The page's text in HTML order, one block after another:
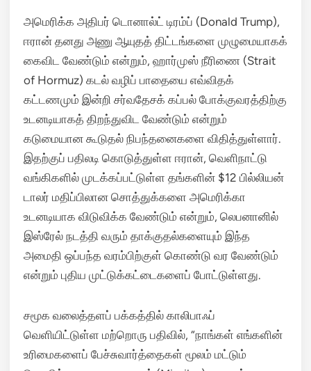
அமெரிக்க அதிபர் டொனால்ட் டிரம்ப் (Donald Trump),
ஈரான் தனது அணு ஆயுதத் திட்டங்களை முழுமையாகக்
கைவிட வேண்டும் என்றும், ஹார்முஸ் நீரிணை (Strait
of Hormuz) கடல் வழிப் பாதையை எவ்விதக்
கட்டணமும் இன்றி சர்வதேசக் கப்பல் போக்குவரத்திற்கு
உடனடியாகத் திறந்துவிட வேண்டும் என்றும்
கடுமையான கூடுதல் நிபந்தனைகளை விதித்துள்ளார்.
இதற்குப் பதிலடி கொடுத்துள்ள ஈரான், வெளிநாட்டு
வங்கிகளில் முடக்கப்பட்டுள்ள தங்களின் $12 பில்லியன்
டாலர் மதிப்பிலான சொத்துக்களை அமெரிக்கா
உடனடியாக விடுவிக்க வேண்டும் என்றும், லெபனானில்
இஸ்ரேல் நடத்தி வரும் தாக்குதல்களையும் இந்த
அமைதி ஒப்பந்த வரம்பிற்குள் கொண்டு வர வேண்டும்
என்றும் புதிய முட்டுக்கட்டைகளைப் போட்டுள்ளது.
சமூக வலைத்தளப் பக்கத்தில் காலிபாஃப்
வெளியிட்டுள்ள மற்றொரு பதிவில், “நாங்கள் எங்களின்
உரிமைகளைப் பேச்சுவார்த்தைகள் மூலம் மட்டும்